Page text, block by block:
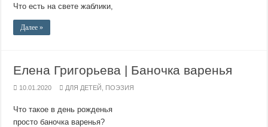
Что есть на свете жаблики,
Далее »
Елена Григорьева | Баночка варенья
10.01.2020 ДЛЯ ДЕТЕЙ ПОЭЗИЯ
Что такое в день рожденья
просто баночка варенья?